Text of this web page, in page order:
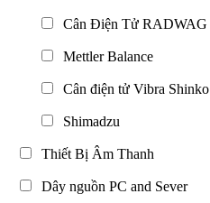
Cân Điện Tử RADWAG
Mettler Balance
Cân điện tử Vibra Shinko
Shimadzu
Thiết Bị Âm Thanh
Dây nguồn PC and Sever